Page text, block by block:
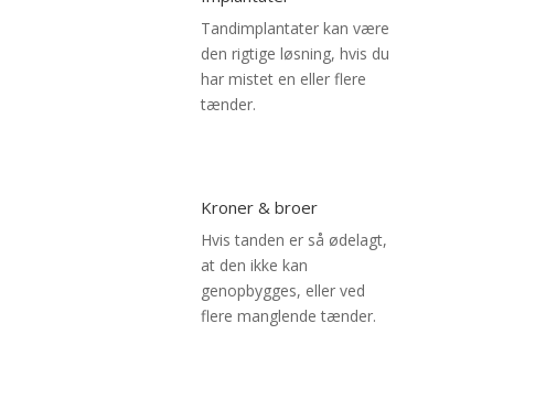
Tandimplantater kan være
den rigtige løsning, hvis du
har mistet en eller flere
tænder.
Kroner & broer
Hvis tanden er så ødelagt,
at den ikke kan
genopbygges, eller ved
flere manglende tænder.